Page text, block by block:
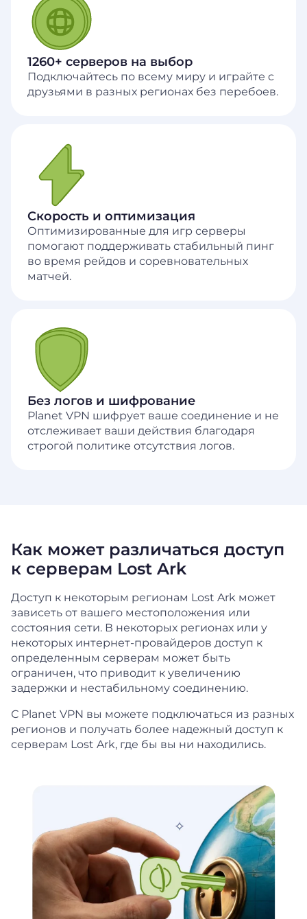
1260+ серверов на выбор
Подключайтесь по всему миру и играйте с
друзьями в разных регионах без перебоев.
Скорость и оптимизация
Оптимизированные для игр серверы
помогают поддерживать стабильный пинг
во время рейдов и соревновательных
матчей.
Без логов и шифрование
Planet VPN шифрует ваше соединение и не
отслеживает ваши действия благодаря
строгой политике отсутствия логов.
Как может различаться доступ
к серверам Lost Ark
Доступ к некоторым регионам Lost Ark может
зависеть от вашего местоположения или
состояния сети. В некоторых регионах или у
некоторых интернет-провайдеров доступ к
определенным серверам может быть
ограничен, что приводит к увеличению
задержки и нестабильному соединению.
С Planet VPN вы можете подключаться из разных
регионов и получать более надежный доступ к
серверам Lost Ark, где бы вы ни находились.